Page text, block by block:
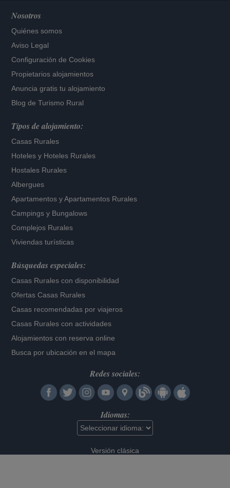
Nosotros
Quiénes somos
Aviso Legal
Configuración de Cookies
Propietarios alojamientos
Anuncia gratis tu alojamiento
Blog de Turismo Rural
Tipos de alojamiento:
Casas Rurales
Hoteles y Hoteles Rurales
Hostales Rurales
Albergues
Apartamentos yApartamentos Rurales
Campings y Bungalows
Complejos Rurales
Viviendas turísticas
Búsquedas especiales:
Casas Rurales con disponibilidad
Ofertas Casas Rurales
Casas recomendadas por viajeros
Casas Rurales con actividades
Alojamientos con reserva online
Busca por ubicación en el mapa
Redes sociales:
Idiomas:
Versión clásica